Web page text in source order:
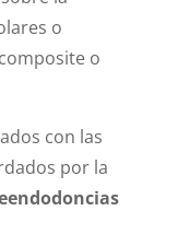
o
o
con las
por la